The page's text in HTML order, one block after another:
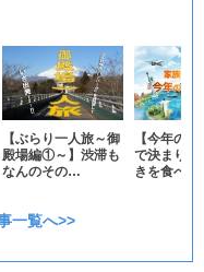
【ぶらり一人旅～御
殿場編①～】渋滞も
なんのその…
【今年の
で決まり】
きを食べ
一覧へ>>